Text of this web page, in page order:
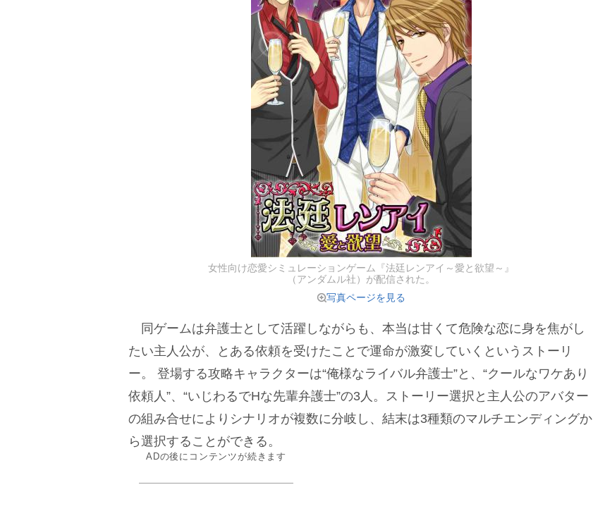
女性向け恋愛シミュレーションゲーム『法廷レンアイ～愛と欲望～』
（アンダムル社）が配信された。
写真ページを見る
同ゲームは弁護士として活躍しながらも、本当は甘くて危険な恋に身を焦がし
たい主人公が、とある依頼を受けたことで運命が激変していくというストーリ
ー。 登場する攻略キャラクターは“俺様なライバル弁護士”と、“クールなワケあり
依頼人”、“いじわるでHな先輩弁護士”の3人。ストーリー選択と主人公のアバター
の組み合せによりシナリオが複数に分岐し、結末は3種類のマルチエンディングか
ら選択することができる。
ADの後にコンテンツが続きます